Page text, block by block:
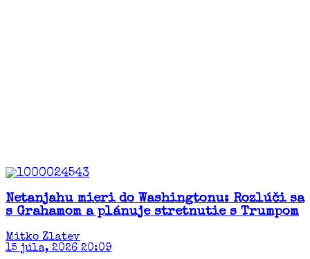
Netanjahu mieri do Washingtonu: Rozlúči sa
s Grahamom a plánuje stretnutie s Trumpom
Mitko Zlatev
15 júla, 2026 20:09